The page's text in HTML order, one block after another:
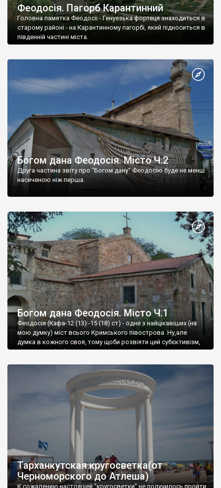
Феодосія. Пагорб Карантинний
Головна памятка Феодосії - Генуезька фортеця знаходиться в
старому районі - на Карантинному пагорбі, який підноситься в
південній частині міста.
Богом дана Феодосія. Місто Ч.2
Друга частина звіту про "Богом дану" Феодосію буде не менш
насиченою ніж перша.
Богом дана Феодосія. Місто Ч.1
Феодосія (Кафа-12 (13) -15 (18) ст) - одне з найцікавіших (на
мою думку) міст всього Кримського півострова .Ну,але
думка в кожного своя, тому щоби розвіяти цей субєктивізм,
запрошую відвідати це
Тарханкутская кругосветка(от
Черноморского до Атлеша)
К сожалению настоящей "кругосветки" не получилось,пройти